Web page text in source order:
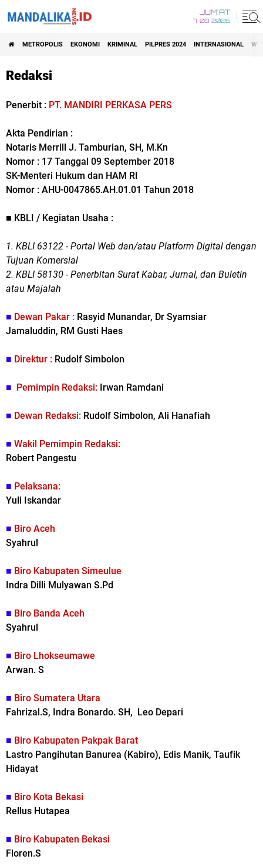
JUM'AT
7•08•2026
METROPOLIS EKONOMI KRIMINAL PILPRES 2024 INTERNASIONAL
Redaksi
Penerbit : PT. MANDIRI PERKASA PERS
Akta Pendirian :
Notaris Merrill J. Tamburian, SH, M.Kn
Nomor : 17 Tanggal 09 September 2018
SK-Menteri Hukum dan HAM RI
Nomor : AHU-0047865.AH.01.01 Tahun 2018
■ KBLI / Kegiatan Usaha :
1. KBLI 63122 - Portal Web dan/atau Platform Digital dengan
Tujuan Komersial
2. KBLI 58130 - Penerbitan Surat Kabar, Jurnal, dan Buletin
atau Majalah
■ Dewan Pakar : Rasyid Munandar, Dr Syamsiar
Jamaluddin, RM Gusti Haes
■ Direktur : Rudolf Simbolon
■ Pemimpin Redaksi: Irwan Ramdani
■ Dewan Redaksi: Rudolf Simbolon, Ali Hanafiah
■ Wakil Pemimpin Redaksi:
Robert Pangestu
■ Pelaksana:
Yuli Iskandar
■ Biro Aceh
Syahrul
■ Biro Kabupaten Simeulue
Indra Dilli Mulyawan S.Pd
■ Biro Banda Aceh
Syahrul
■ Biro Lhokseumawe
Arwan. S
■ Biro Sumatera Utara
Fahrizal.S, Indra Bonardo. SH, Leo Depari
■ Biro Kabupaten Pakpak Barat
Lastro Pangihutan Banurea (Kabiro), Edis Manik, Taufik
Hidayat
■ Biro Kota Bekasi
Rellus Hutapea
■ Biro Kabupaten Bekasi
Floren.S